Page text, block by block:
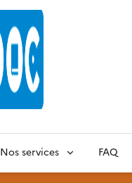
Nos services FAQ